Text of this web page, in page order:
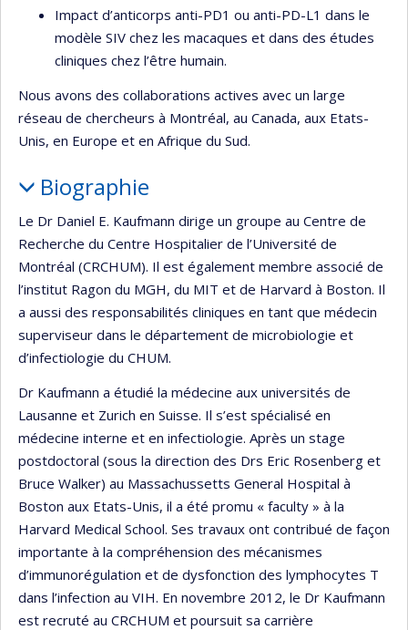
Impact d’anticorps anti-PD1 ou anti-PD-L1 dans le
modèle SIV chez les macaques et dans des études
cliniques chez l’être humain.
Nous avons des collaborations actives avec un large
réseau de chercheurs à Montréal, au Canada, aux Etats-
Unis, en Europe et en Afrique du Sud.
Biographie
Le Dr Daniel E. Kaufmann dirige un groupe au Centre de
Recherche du Centre Hospitalier de l’Université de
Montréal (CRCHUM). Il est également membre associé de
l’institut Ragon du MGH, du MIT et de Harvard à Boston. Il
a aussi des responsabilités cliniques en tant que médecin
superviseur dans le département de microbiologie et
d’infectiologie du CHUM.
Dr Kaufmann a étudié la médecine aux universités de
Lausanne et Zurich en Suisse. Il s’est spécialisé en
médecine interne et en infectiologie. Après un stage
postdoctoral (sous la direction des Drs Eric Rosenberg et
Bruce Walker) au Massachussetts General Hospital à
Boston aux Etats-Unis, il a été promu « faculty » à la
Harvard Medical School. Ses travaux ont contribué de façon
importante à la compréhension des mécanismes
d’immunorégulation et de dysfonction des lymphocytes T
dans l’infection au VIH. En novembre 2012, le Dr Kaufmann
est recruté au CRCHUM et poursuit sa carrière